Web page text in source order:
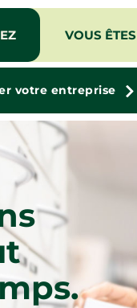
votre entreprise
VOUS ÊTES